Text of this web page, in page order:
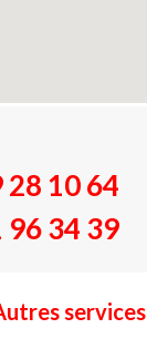
28 10 64
96 34 39
services